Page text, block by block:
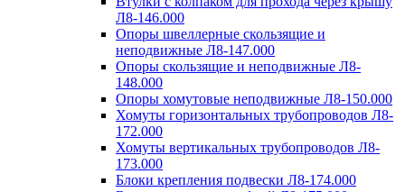
Л8-146.000
Опоры швеллерные скользящие и
неподвижные Л8-147.000
Опоры скользящие и неподвижные Л8-
148.000
Опоры хомутовые неподвижные Л8-150.000
Хомуты горизонтальных трубопроводов Л8-
172.000
Хомуты вертикальных трубопроводов Л8-
173.000
Блоки крепления подвески Л8-174.000